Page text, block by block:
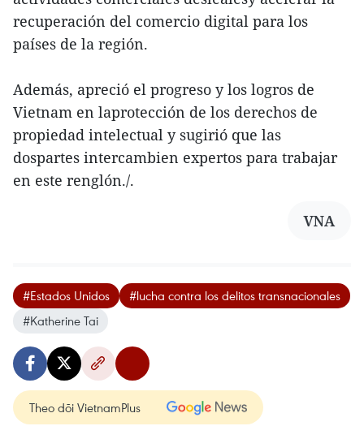
recuperación del comercio digital para los
países de la región.
Además, apreció el progreso y los logros de
Vietnam en laprotección de los derechos de
propiedad intelectual y sugirió que las
dospartes intercambien expertos para trabajar
en este renglón./.
VNA
#Estados Unidos
#lucha contra los delitos transnacionales
#Katherine Tai
Theo dõi VietnamPlus